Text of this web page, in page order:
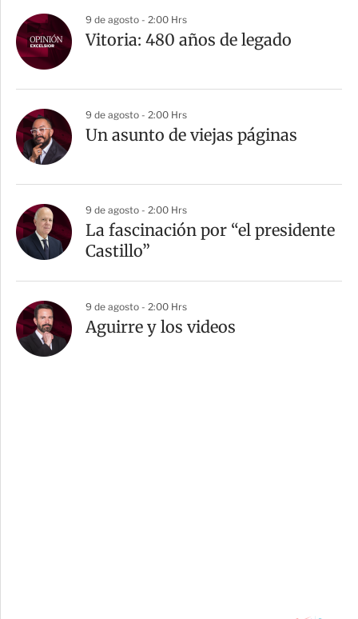
9 de agosto - 2:00 Hrs
Vitoria: 480 años de legado
9 de agosto - 2:00 Hrs
Un asunto de viejas páginas
9 de agosto - 2:00 Hrs
La fascinación por “el presidente
Castillo”
9 de agosto - 2:00 Hrs
Aguirre y los videos